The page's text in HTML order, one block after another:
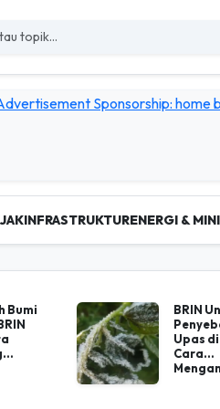
INFRASTRUKTURENERGI &
Nasional
Bumi
BRIN
Upas
Cara